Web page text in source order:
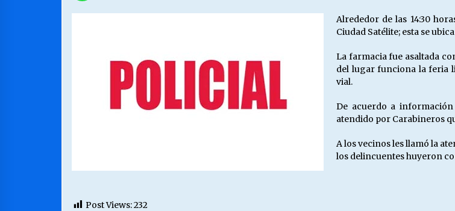
28/05/2026
S.O.S. a los ricos, Save Our Souls
(Salvar Nuestras Almas)
18/04/2026
Alrededor de las 14:30
Ciudad Satélite; esta se
La farmacia fue asaltada
del lugar funciona la feria
vial.
De acuerdo a
atendido por Carabineros
A los vecinos les llamó la
los delincuentes huyeron
Post Views:232